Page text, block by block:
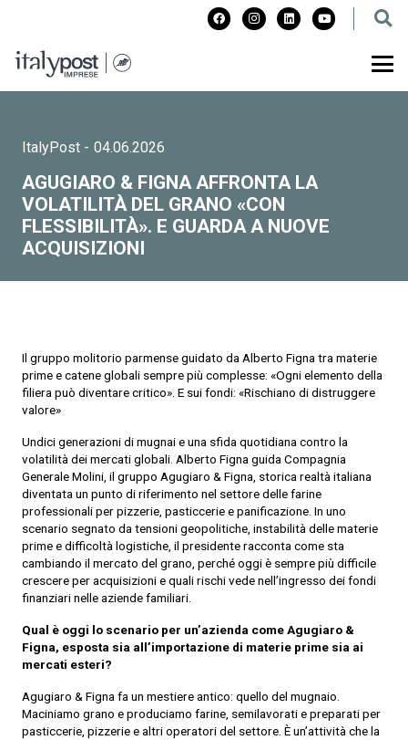
ItalyPost - 04.06.2026
AGUGIARO & FIGNA AFFRONTA LA
VOLATILITÀ DEL GRANO «CON
FLESSIBILITÀ». E GUARDA A NUOVE
ACQUISIZIONI
Il gruppo molitorio parmense guidato da Alberto Figna tra materie
prime e catene globali sempre più complesse: «Ogni elemento della
filiera può diventare critico». E sui fondi: «Rischiano di distruggere
valore»
Undici generazioni di mugnai e una sfida quotidiana contro la
volatilità dei mercati globali. Alberto Figna guida Compagnia
Generale Molini, il gruppo Agugiaro & Figna, storica realtà italiana
diventata un punto di riferimento nel settore delle farine
professionali per pizzerie, pasticcerie e panificazione. In uno
scenario segnato da tensioni geopolitiche, instabilità delle materie
prime e difficoltà logistiche, il presidente racconta come sta
cambiando il mercato del grano, perché oggi è sempre più difficile
crescere per acquisizioni e quali rischi vede nell’ingresso dei fondi
finanziari nelle aziende familiari.
Qual è oggi lo scenario per un’azienda come Agugiaro &
Figna, esposta sia all’importazione di materie prime sia ai
mercati esteri?
Agugiaro & Figna fa un mestiere antico: quello del mugnaio.
Maciniamo grano e produciamo farine, semilavorati e preparati per
pasticcerie, pizzerie e altri operatori del settore. È un’attività che la